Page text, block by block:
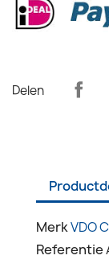
Delen
MerkVDO
Referentie